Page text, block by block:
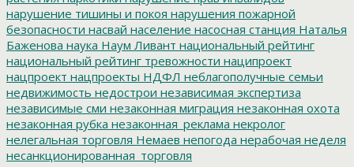
нарушение тишины и покоя нарушения пожарной
безопасности насвай население насосная станция Наталья
Баженова наука Наум Ливант национальный рейтинг
национальный рейтинг тревожности наципроект
нацпроект нацпроекты НДФЛ неблагополучные семьи
недвижимость недострои независимая экспертиза
независимые сми незаконная миграция незаконная охота
незаконная рубка незаконная_реклама некролог
нелегальная торговля Немаев непогода нерабочая неделя
несанкционированная_торговля